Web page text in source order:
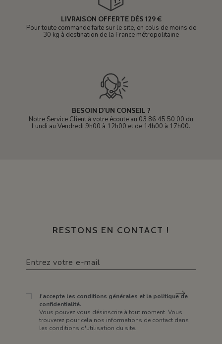
LIVRAISON OFFERTE DÈS 129 €
Pour toute commande faite sur le site, en colis de moins de
30 kg à destination de la France métropolitaine
BESOIN D'UN CONSEIL ?
Notre Service Client à votre écoute au 03 86 45 50 00 du
Lundi au Vendredi 9h00 à 12h00 et de 14h00 à 17h00.
RESTONS EN CONTACT !
J'accepte les conditions générales et la politique de
confidentialité.
Vous pouvez vous désinscrire à tout moment. Vous
trouverez pour cela nos informations de contact dans
les conditions d'utilisation du site.